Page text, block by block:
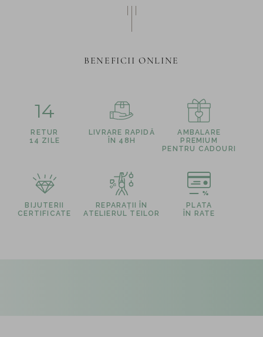
BENEFICII ONLINE
14
RETUR
14 ZILE
LIVRARE RAPIDĂ
ÎN 48H
AMBALARE
PREMIUM
PENTRU CADOURI
BIJUTERII
CERTIFICATE
REPARAȚII ÎN
ATELIERUL TEILOR
PLATA
ÎN RATE